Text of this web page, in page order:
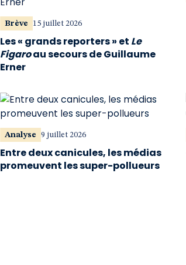
Brève 15 juillet 2026
Les « grands reporters » et Le
Figaroau secours de Guillaume
Erner
Analyse 9 juillet 2026
Entre deux canicules, les médias
promeuvent les super-pollueurs